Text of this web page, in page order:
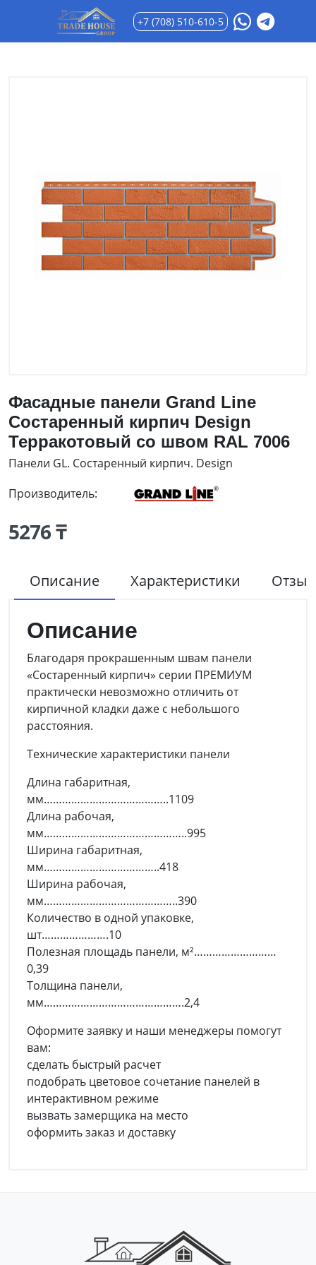
+7 (708) 510-610-5
Фасадные панели Grand Line
Состаренный кирпич Design
Терракотовый со швом RAL 7006
Панели GL. Состаренный кирпич. Design
Производитель:
5276 ₸
Описание Характеристики
Описание
Благодаря прокрашенным швам панели
«Состаренный кирпич» серии ПРЕМИУМ
практически невозможно отличить от
кирпичной кладки даже с небольшого
расстояния.
Технические характеристики панели
Длина габаритная,
мм…………………………………..1109
Длина рабочая,
мм………………………………………..995
Ширина габаритная,
мм………………………………..418
Ширина рабочая,
мм……………………………………..390
Количество в одной упаковке,
шт………………….10
Полезная площадь панели, м²………………………
0,39
Толщина панели,
мм……………………………………….2,4
Оформите заявку и наши менеджеры помогут
вам:
сделать быстрый расчет
подобрать цветовое сочетание панелей в
интерактивном режиме
вызвать замерщика на место
оформить заказ и доставку
Phasellus id mattis nulla. Mauris velit nisi,
imperdiet vitae sodales in, maximus ut lectus.